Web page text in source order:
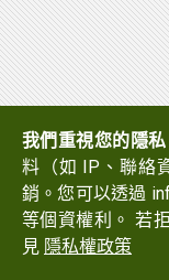
Copyright © 2017
我們重視您的隱私
料（如 IP、聯絡
銷。您可以透過
等個資權利。 若
見 隱私權政策